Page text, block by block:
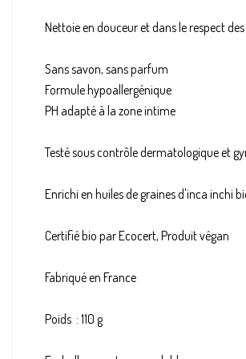
Nettoie en douceur et dans le respect
Sans savon, sans parfum
Formule hypoallergénique
PH adapté à la zone intime
Testé sous contrôle dermatologique et
Enrichi en huiles de graines d'inca inchi
Certifié bio par Ecocert, Produit végan
Fabriqué en France
Poids : 110 g